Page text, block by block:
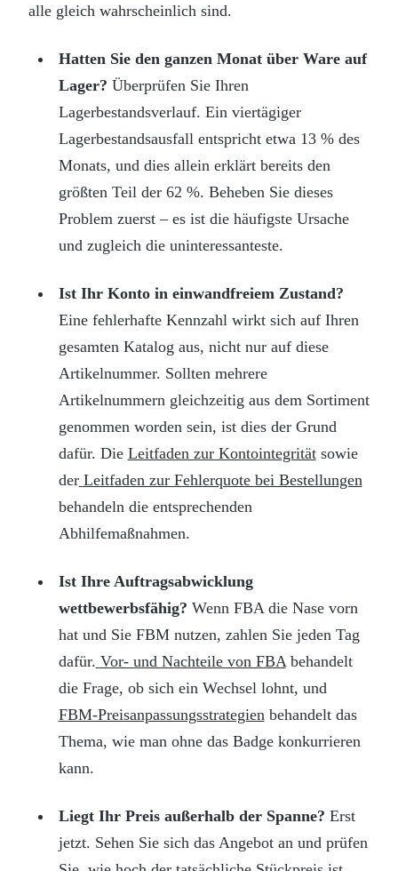
alle gleich wahrscheinlich sind.
Hatten Sie den ganzen Monat über Ware auf
Lager? Überprüfen Sie Ihren
Lagerbestandsverlauf. Ein viertägiger
Lagerbestandsausfall entspricht etwa 13 % des
Monats, und dies allein erklärt bereits den
größten Teil der 62 %. Beheben Sie dieses
Problem zuerst – es ist die häufigste Ursache
und zugleich die uninteressanteste.
Ist Ihr Konto in einwandfreiem Zustand?
Eine fehlerhafte Kennzahl wirkt sich auf Ihren
gesamten Katalog aus, nicht nur auf diese
Artikelnummer. Sollten mehrere
Artikelnummern gleichzeitig aus dem Sortiment
genommen worden sein, ist dies der Grund
dafür. Die Leitfaden zur Kontointegritätsowie
der Leitfaden zur Fehlerquote bei Bestellungen
behandeln die entsprechenden
Abhilfemaßnahmen.
Ist Ihre Auftragsabwicklung
wettbewerbsfähig? Wenn FBA die Nase vorn
hat und Sie FBM nutzen, zahlen Sie jeden Tag
dafür. Vor- und Nachteile von FBA behandelt
die Frage, ob sich ein Wechsel lohnt, und
FBM-Preisanpassungsstrategien behandelt das
Thema, wie man ohne das Badge konkurrieren
kann.
Liegt Ihr Preis außerhalb der Spanne? Erst
jetzt. Sehen Sie sich das Angebot an und prüfen